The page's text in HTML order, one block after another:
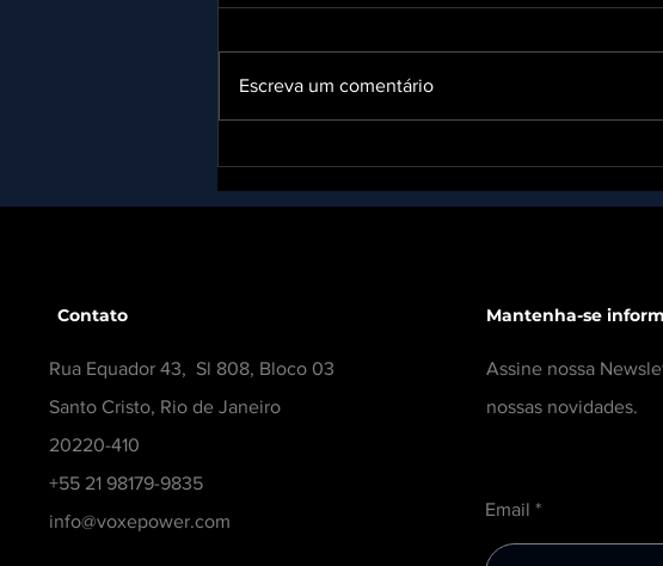
marca presença na
Escreva um comentário
Contato
Rua Equador 43, Sl 808, Bloco 03
Santo Cristo, Rio de Janeiro
20220-410
+55 21 98179-9835
info@voxepower.com
Mantenha-se
Assine nossa
nossas novidades.
Email